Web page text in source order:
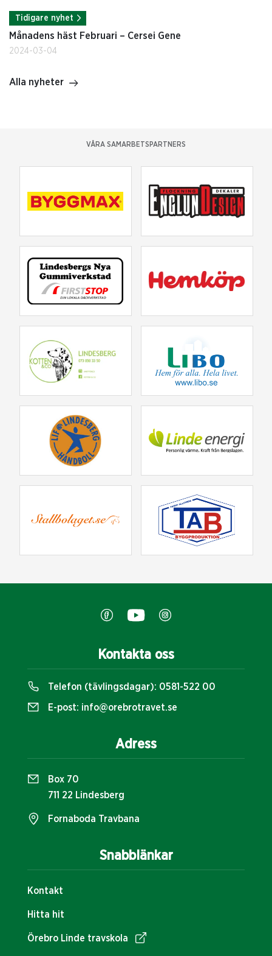
Tidigare nyhet
Månadens häst Februari – Cersei Gene
2024-03-04
Alla nyheter
VÅRA SAMARBETSPARTNERS
Snabblänkar
Kontakt
Hitta hit
Örebro Linde travskola
Kontakta oss
Telefon (tävlingsdagar): 0581-522 00
E-post: info@orebrotravet.se
Adress
Box 70
711 22 Lindesberg
Fornaboda Travbana